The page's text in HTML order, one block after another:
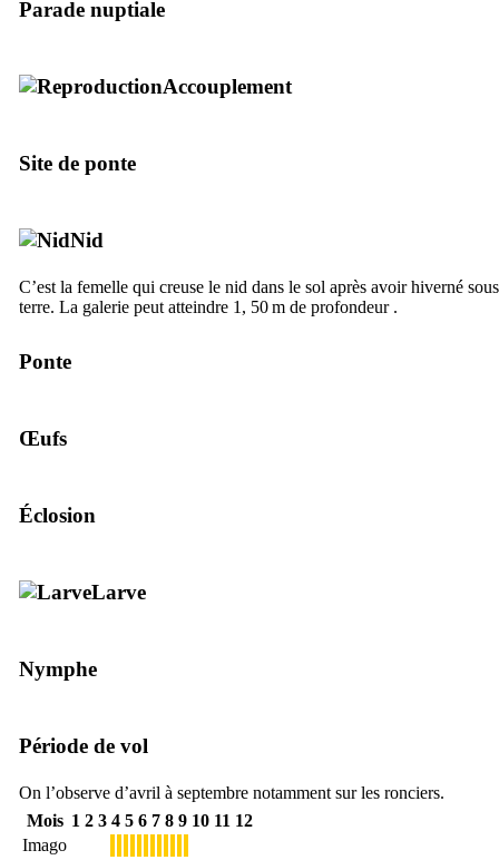
Parade nuptiale
Accouplement
Site de ponte
Nid
C’est la femelle qui creuse le nid dans le sol après avoir hiverné sous
terre. La galerie peut atteindre 1, 50 m de profondeur .
Ponte
Œufs
Éclosion
Larve
Nymphe
Période de vol
On l’observe d’avril à septembre notamment sur les ronciers.
Mois 1 2 3 4 5 6 7 8 9 10 11 12
Imago